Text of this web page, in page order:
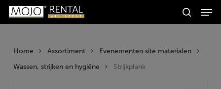
Skip
Producten
zoeken
Zoeken
Home Assortiment
Evenementen site materialen
Wassen, strijken en hygiëne
Strijkplank